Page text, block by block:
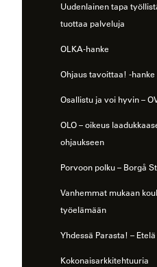
Uudenlainen tapa
tuottaa palveluja
OLKA-hanke
Ohjaus tavoittaa! -hanke
Osallistu ja voi hyvin –
OLO – oikeus
ohjaukseen
Porvoon polku – Borgå
Vanhemmat mukaan
työelämään
Yhdessä Parasta! – Etelä
Kokonaisarkkitehtuuria